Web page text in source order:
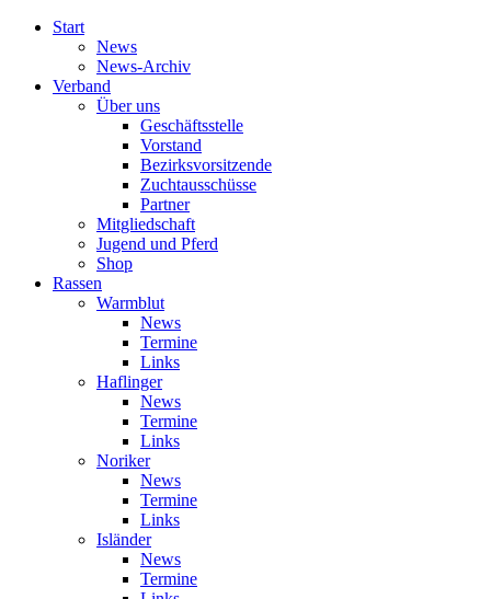
Start
News
News-Archiv
Verband
Über uns
Geschäftsstelle
Vorstand
Bezirksvorsitzende
Zuchtausschüsse
Partner
Mitgliedschaft
Jugend und Pferd
Shop
Rassen
Warmblut
News
Termine
Links
Haflinger
News
Termine
Links
Noriker
News
Termine
Links
Isländer
News
Termine